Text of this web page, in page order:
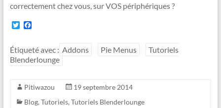
correctement chez vous, sur VOS périphériques ?
T
t
t
e
F
e
b
o
Étiqueté avec : Addons Pie Menus
Tutoriels
Blenderlounge
Pitiwazou
19 septembre 2014
Blog, Tutoriels, Tutoriels Blenderlounge